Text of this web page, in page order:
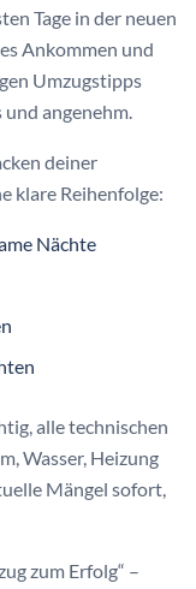
Tage in der neuen
Ankommen und
Umzugstipps
angenehm.
deiner
klare Reihenfolge:
Nächte
alle technischen
Wasser, Heizung
Mängel sofort,
zum Erfolg“ –